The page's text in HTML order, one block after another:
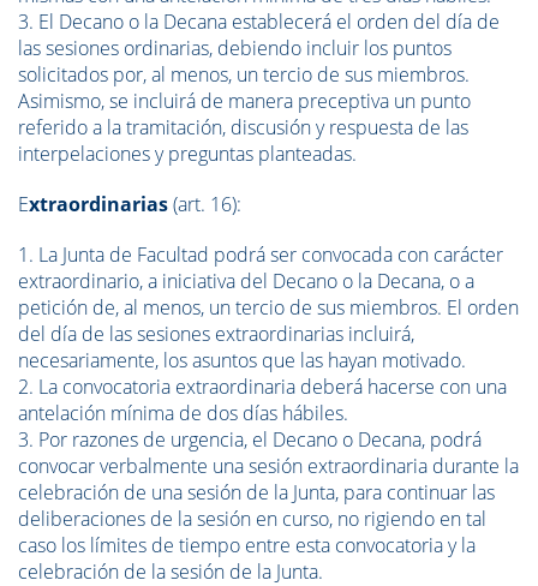
3. El Decano o la Decana establecerá el orden del día de
las sesiones ordinarias, debiendo incluir los puntos
solicitados por, al menos, un tercio de sus miembros.
Asimismo, se incluirá de manera preceptiva un punto
referido a la tramitación, discusión y respuesta de las
interpelaciones y preguntas planteadas.
Extraordinarias(art. 16):
1. La Junta de Facultad podrá ser convocada con carácter
extraordinario, a iniciativa del Decano o la Decana, o a
petición de, al menos, un tercio de sus miembros. El orden
del día de las sesiones extraordinarias incluirá,
necesariamente, los asuntos que las hayan motivado.
2. La convocatoria extraordinaria deberá hacerse con una
antelación mínima de dos días hábiles.
3. Por razones de urgencia, el Decano o Decana, podrá
convocar verbalmente una sesión extraordinaria durante la
celebración de una sesión de la Junta, para continuar las
deliberaciones de la sesión en curso, no rigiendo en tal
caso los límites de tiempo entre esta convocatoria y la
celebración de la sesión de la Junta.